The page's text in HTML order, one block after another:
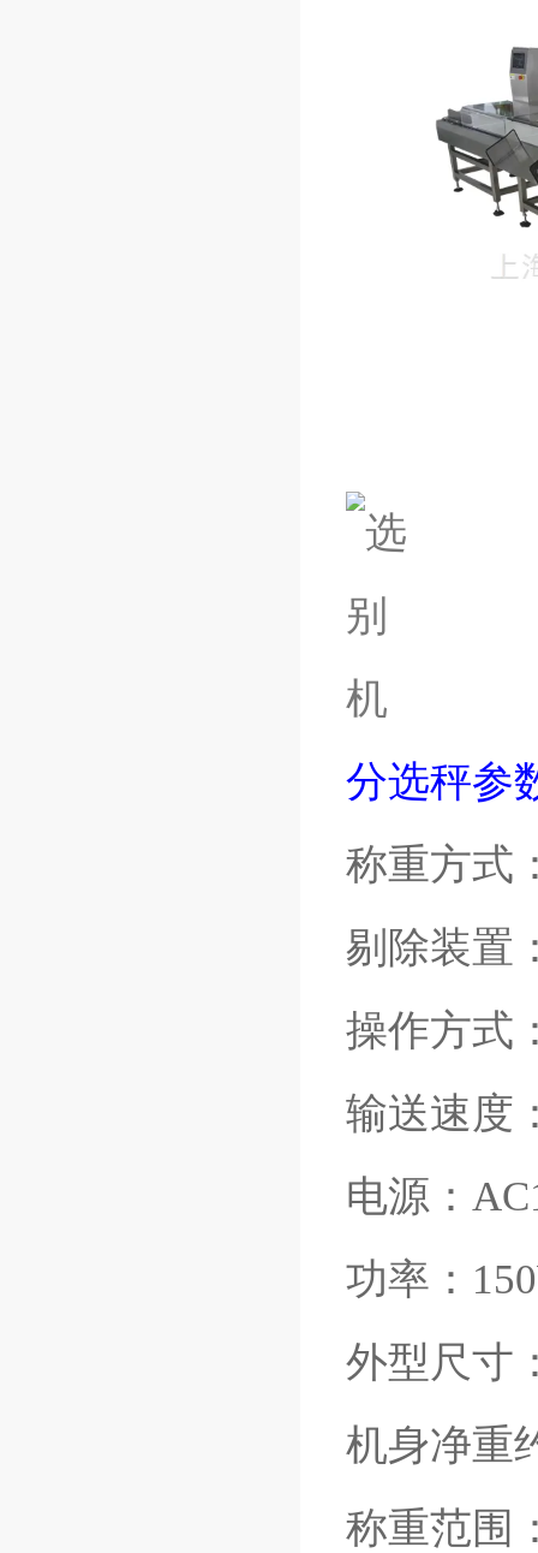
分选秤参
称重方式
剔除装置
操作方式
输送速度
电源：
功率：
外型尺寸
机身净重
称重范围